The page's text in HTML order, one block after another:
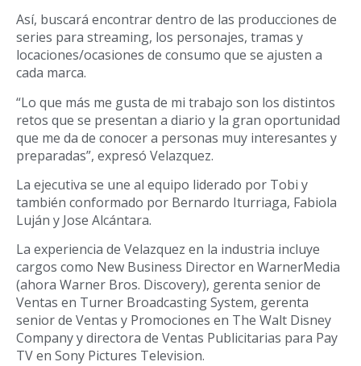
Así, buscará encontrar dentro de las producciones de
series para streaming, los personajes, tramas y
locaciones/ocasiones de consumo que se ajusten a
cada marca.
“Lo que más me gusta de mi trabajo son los distintos
retos que se presentan a diario y la gran oportunidad
que me da de conocer a personas muy interesantes y
preparadas”, expresó Velazquez.
La ejecutiva se une al equipo liderado por Tobi y
también conformado por Bernardo Iturriaga, Fabiola
Luján y Jose Alcántara.
La experiencia de Velazquez en la industria incluye
cargos como New Business Director en WarnerMedia
(ahora Warner Bros. Discovery), gerenta senior de
Ventas en Turner Broadcasting System, gerenta
senior de Ventas y Promociones en The Walt Disney
Company y directora de Ventas Publicitarias para Pay
TV en Sony Pictures Television.